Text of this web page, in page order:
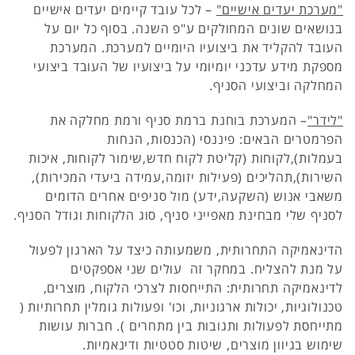
"מערכת יעדים אישיים" – לכל עובד קיימים יעדים אישיים
בנושאים שונים המחולקים ע"פ השנה. בסוף כל יום על
העובד להקליד את ביצועיו היומיים למערכת. המערכת
מספקת מידע עדכני יומיומי על ביצועיו של העובד ביצועי
המחלקה וביצועי הסניף.
"לידר"– המערכת בוחנת ברמת סניף ורמת מחלקה את
הפרמטרים הבאים: פיננסי (הכנסות, הנחות
בעמלות),לקוחות (קליטת לקוח חדש,שימור לקוחות, איכות
השירות),תהליכים (פעילות יזומה,עמידה ביעדי המכירות),
משאבי אנוש (השקעה,ידע) מול סניפים אחרים הדומים
לסניף שלי מבחינת מאפייני סניף, סוג הלקוחות וגודל הסניף.
הדינאמיקה התחרותית, משמעותה כיצד על הארגון לפעול
על מנת להצליח. במחקר זה עולים שני אספקטים
לדינאמיקה תחרותית: התייחסות לצרכי הלקוח, מוצרים,
טכנולוגיות, יכולות ארגוניות, וכו' ופעולות גומלין תחרותיות (
מתייחסת לפעולות ותגובות בין מתחרים ). חברות עושות
שימוש בגיוון מוצרים, שיטות סטטיות ודינאמיות.